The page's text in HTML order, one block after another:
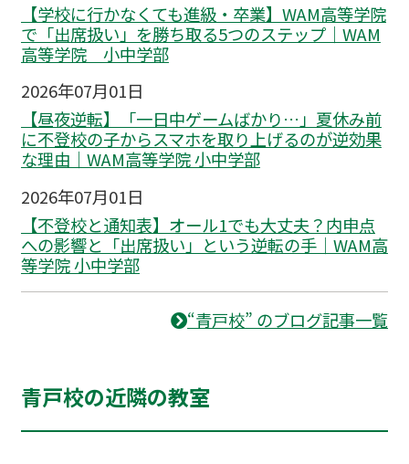
【学校に行かなくても進級・卒業】WAM高等学院
で「出席扱い」を勝ち取る5つのステップ｜WAM
高等学院 小中学部
2026年07月01日
【昼夜逆転】「一日中ゲームばかり…」夏休み前
に不登校の子からスマホを取り上げるのが逆効果
な理由｜WAM高等学院 小中学部
2026年07月01日
【不登校と通知表】オール1でも大丈夫？内申点
への影響と「出席扱い」という逆転の手｜WAM高
等学院 小中学部
“青戸校” のブログ記事一覧
青戸校の近隣の教室